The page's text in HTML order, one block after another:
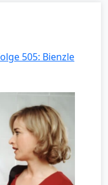
505: Bienzle